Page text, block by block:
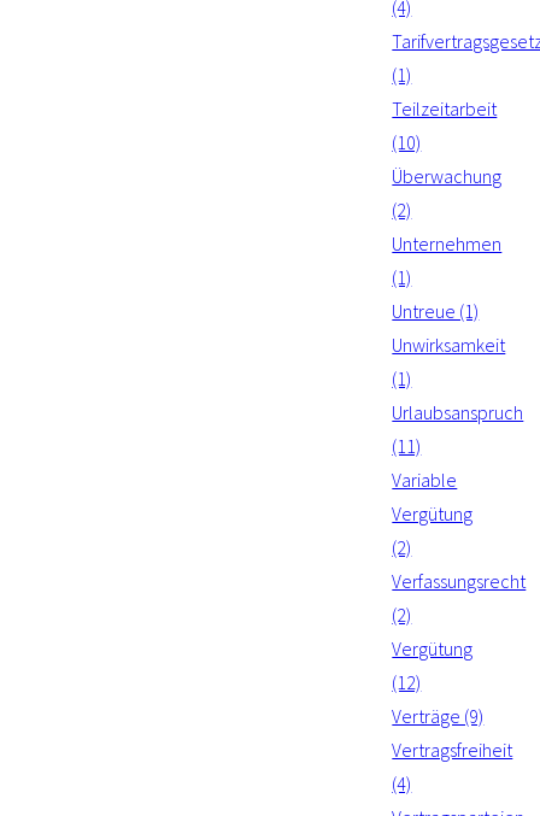
(4)
(1)
Teilzeitarbeit
(10)
Überwachung
(2)
Unternehmen
(1)
Untreue (1)
Unwirksamkeit
(1)
Urlaubsanspruch
(11)
Variable
Vergütung
(2)
Verfassungsrecht
(2)
Vergütung
(12)
Verträge (9)
Vertragsfreiheit
(4)